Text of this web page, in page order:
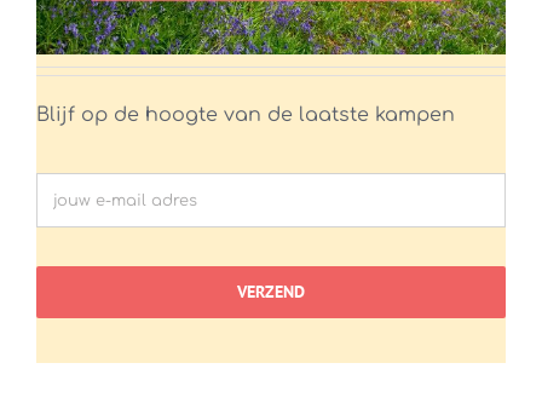
Blijf op de hoogte van de laatste kampen
VERZEND